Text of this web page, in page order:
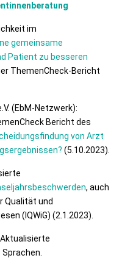
im
gemeinsame
Patient zu besseren
ThemenCheck-Bericht
(EbM-Netzwerk):
Bericht des
von Arzt
(5.10.2023).
, auch
Qualität und
(IQWiG) (2.1.2023).